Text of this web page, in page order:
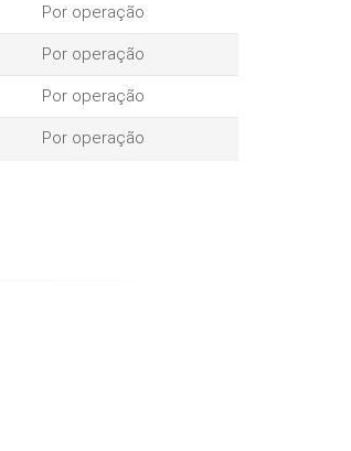
Por operação
Por operação
Por operação
Por operação